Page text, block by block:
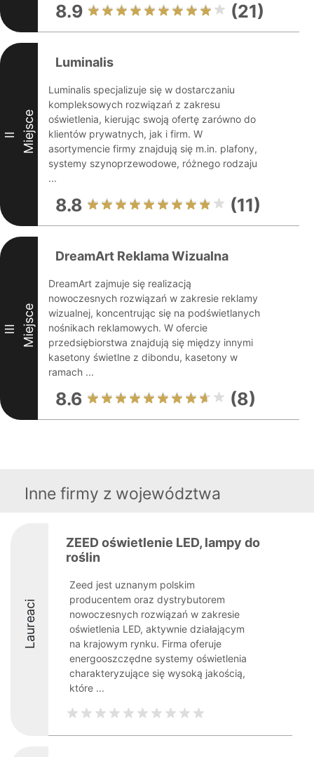
8.9 (21)
II Miejsce
Luminalis
Luminalis specjalizuje się w dostarczaniu
kompleksowych rozwiązań z zakresu
oświetlenia, kierując swoją ofertę zarówno do
klientów prywatnych, jak i firm. W
asortymencie firmy znajdują się m.in. plafony,
systemy szynoprzewodowe, różnego rodzaju
...
8.8 (11)
III Miejsce
DreamArt Reklama Wizualna
DreamArt zajmuje się realizacją
nowoczesnych rozwiązań w zakresie reklamy
wizualnej, koncentrując się na podświetlanych
nośnikach reklamowych. W ofercie
przedsiębiorstwa znajdują się między innymi
kasetony świetlne z dibondu, kasetony w
ramach ...
8.6 (8)
Inne firmy z województwa
Laureaci
ZEED oświetlenie LED, lampy do
roślin
Zeed jest uznanym polskim
producentem oraz dystrybutorem
nowoczesnych rozwiązań w zakresie
oświetlenia LED, aktywnie działającym
na krajowym rynku. Firma oferuje
energooszczędne systemy oświetlenia
charakteryzujące się wysoką jakością,
które ...